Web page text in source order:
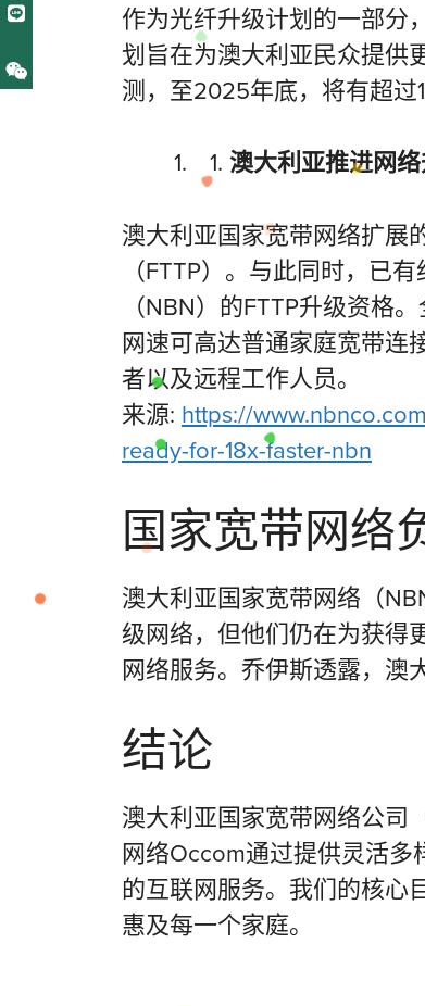
作为光纤升级计划的一部分
划旨在为澳大利亚民众提供
测，至2025年底，将有超过
澳大利亚推进网
澳大利亚国家宽带网络扩展
（FTTP）。与此同时，已
（NBN）的FTTP升级资格
网速可高达普通家庭宽带连
者以及远程工作人员。
来源: https://
ready-for-18x-faster-nbn
国家宽带网络
澳大利亚国家宽带网络（
级网络，但他们仍在为获得
网络服务。乔伊斯透露，澳
结论
澳大利亚国家宽带网络公司
网络Occom通过提供灵活
的互联网服务。我们的核心
惠及每一个家庭。